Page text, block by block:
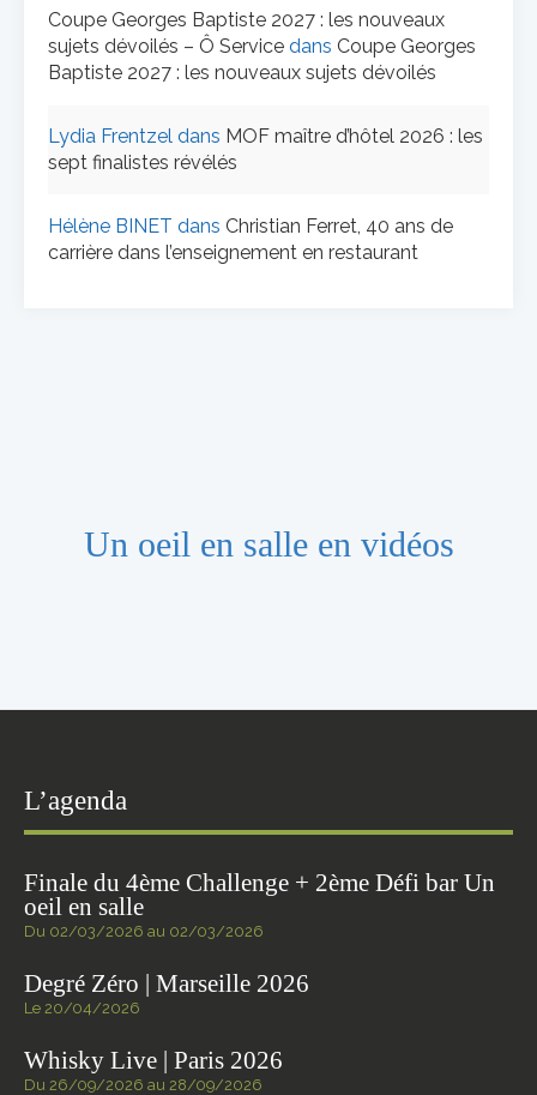
Coupe Georges Baptiste 2027 : les nouveaux
sujets dévoilés – Ô Service dans Coupe Georges
Baptiste 2027 : les nouveaux sujets dévoilés
Lydia Frentzel dans MOF maître d’hôtel 2026 : les
sept finalistes révélés
Hélène BINET dans Christian Ferret, 40 ans de
carrière dans l’enseignement en restaurant
Un oeil en salle en vidéos
L’agenda
Finale du 4ème Challenge + 2ème Défi bar Un
oeil en salle
Du 02/03/2026 au 02/03/2026
Degré Zéro | Marseille 2026
Le 20/04/2026
Whisky Live | Paris 2026
Du 26/09/2026 au 28/09/2026